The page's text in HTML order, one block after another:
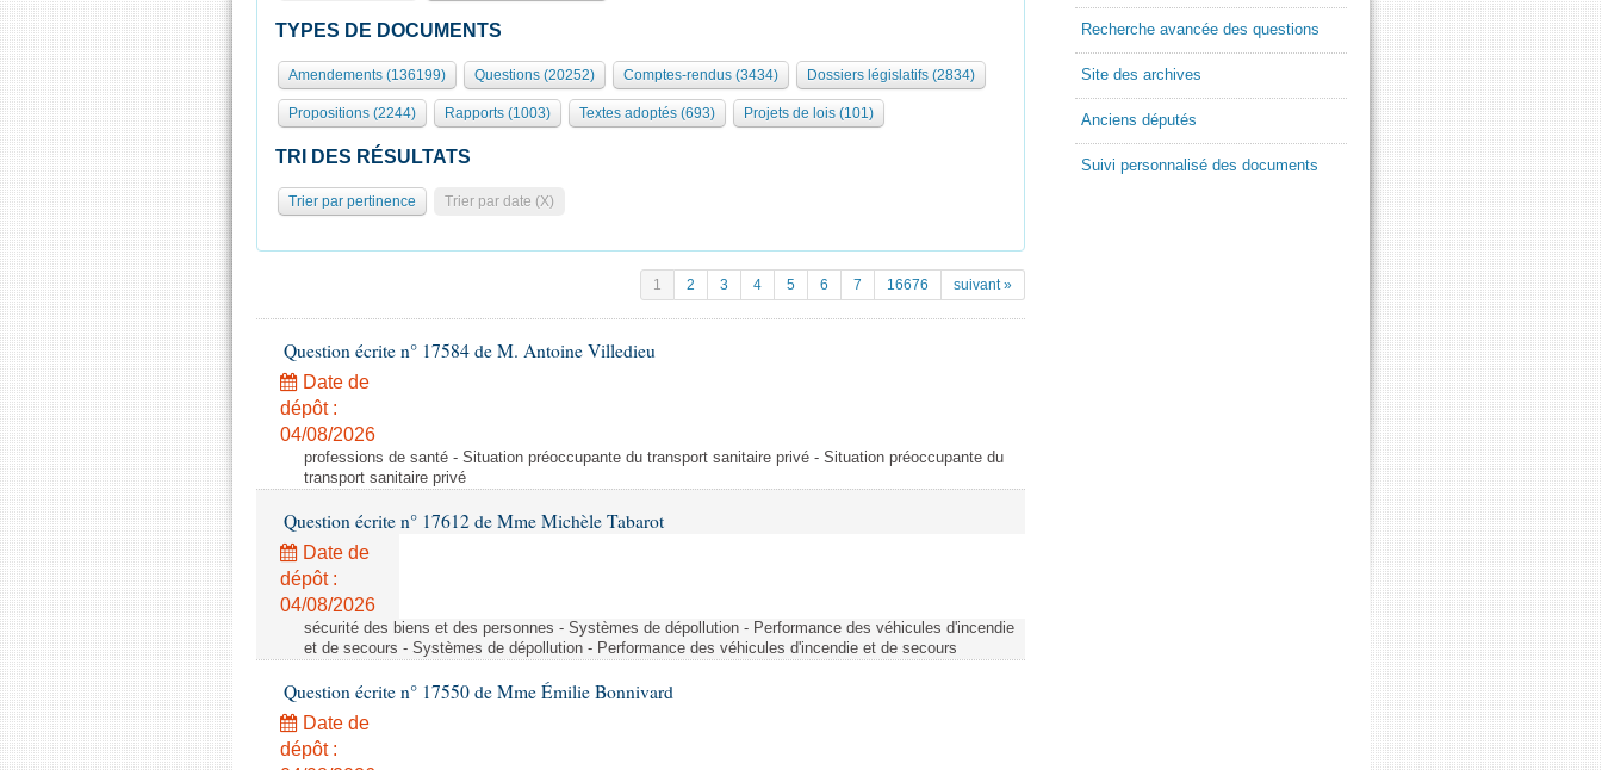
TYPES DE DOCUMENTS
Amendements (136199) Questions (20252) Comptes-rendus (3434) Dossiers législatifs (2834)
Propositions (2244) Rapports (1003) Textes adoptés (693) Projets de lois (101)
TRI DES RÉSULTATS
Trier par pertinence Trier par date (X)
1 2 3 4 5 6 7 16676 suivant »
Question écrite n° 17584 de M. Antoine Villedieu
Date de
dépôt :
04/08/2026
professions de santé - Situation préoccupante du transport sanitaire privé - Situation préoccupante du
transport sanitaire privé
Question écrite n° 17612 de Mme Michèle Tabarot
Date de
dépôt :
04/08/2026
sécurité des biens et des personnes - Systèmes de dépollution - Performance des véhicules d'incendie
et de secours - Systèmes de dépollution - Performance des véhicules d'incendie et de secours
Question écrite n° 17550 de Mme Émilie Bonnivard
Date de
dépôt :
Recherche avancée des questions
Site des archives
Anciens députés
Suivi personnalisé des documents